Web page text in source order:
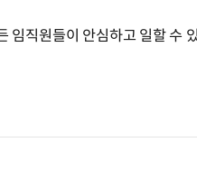
임직원들이 안심하고 일할 수